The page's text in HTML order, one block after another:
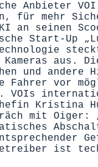
Anbieter
für mehr
an seinen
Start-Up „
aus.
und andere
Fahrer vor
VOIs
Kristina
mit Oiger :
ist